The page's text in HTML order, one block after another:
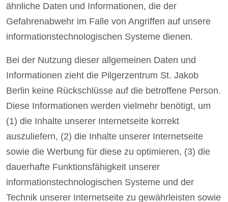
ähnliche Daten und Informationen, die der
Gefahrenabwehr im Falle von Angriffen auf unsere
informationstechnologischen Systeme dienen.
Bei der Nutzung dieser allgemeinen Daten und
Informationen zieht die Pilgerzentrum St. Jakob
Berlin keine Rückschlüsse auf die betroffene Person.
Diese Informationen werden vielmehr benötigt, um
(1) die Inhalte unserer Internetseite korrekt
auszuliefern, (2) die Inhalte unserer Internetseite
sowie die Werbung für diese zu optimieren, (3) die
dauerhafte Funktionsfähigkeit unserer
informationstechnologischen Systeme und der
Technik unserer Internetseite zu gewährleisten sowie